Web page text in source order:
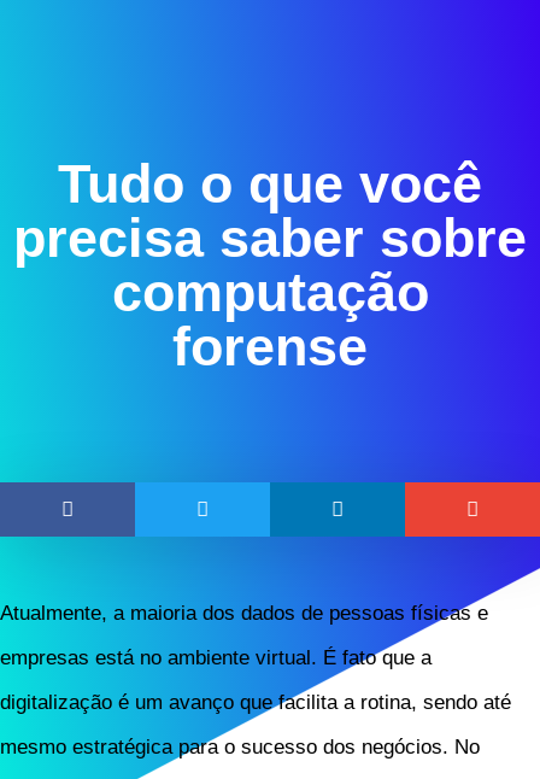
Tudo o que você
precisa saber sobre
computação
forense
Atualmente, a maioria dos dados de pessoas físicas e
empresas está no ambiente virtual. É fato que a
digitalização é um avanço que facilita a rotina, sendo até
mesmo estratégica para o sucesso dos negócios. No